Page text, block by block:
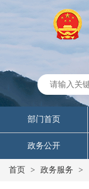
部门首页
政务公开
首页 > 政务服务 >